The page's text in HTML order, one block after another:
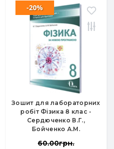
Зошит для лабораторних
робіт Фізика 8 клас -
Сердюченко В.Г.,
Бойченко А.М.
-20%
60.00грн.